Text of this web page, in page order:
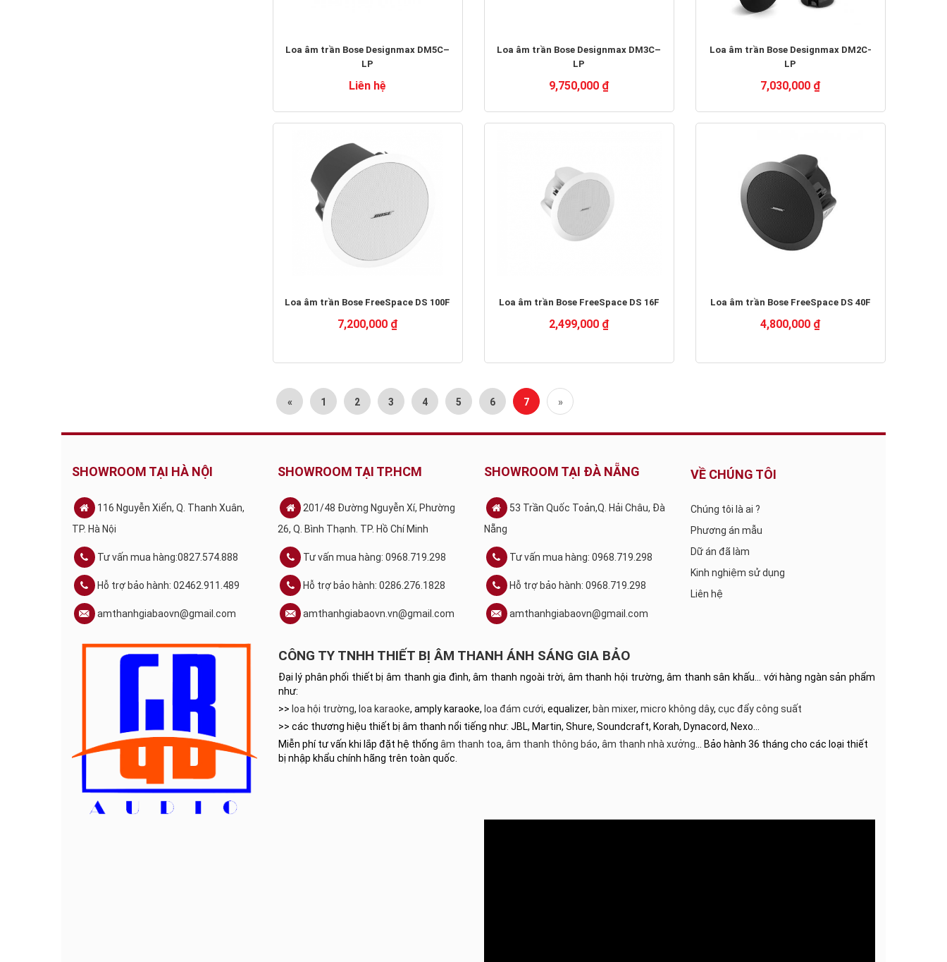
Loa âm trần Bose Designmax DM5C–
LP
Liên hệ
Loa âm trần Bose Designmax DM3C–
LP
9,750,000 ₫
Loa âm trần Bose Designmax DM2C-
LP
7,030,000 ₫
Loa âm trần Bose FreeSpace DS 100F
7,200,000 ₫
Loa âm trần Bose FreeSpace DS 16F
2,499,000 ₫
Loa âm trần Bose FreeSpace DS 40F
4,800,000 ₫
« 1 2 3 4 5 6 7 »
SHOWROOM TẠI HÀ NỘI
116 Nguyễn Xiển, Q. Thanh Xuân,
TP. Hà Nội
Tư vấn mua hàng:0827.574.888
Hỗ trợ bảo hành: 02462.911.489
amthanhgiabaovn@gmail.com
SHOWROOM TẠI TP.HCM
201/48 Đường Nguyễn Xí, Phường
26, Q. Bình Thạnh. TP. Hồ Chí Minh
Tư vấn mua hàng: 0968.719.298
Hỗ trợ bảo hành: 0286.276.1828
amthanhgiabaovn.vn@gmail.com
SHOWROOM TẠI ĐÀ NẴNG
53 Trần Quốc Toản,Q. Hải Châu, Đà
Nẵng
Tư vấn mua hàng: 0968.719.298
Hỗ trợ bảo hành: 0968.719.298
amthanhgiabaovn@gmail.com
VỀ CHÚNG TÔI
Chúng tôi là ai ?
Phương án mẫu
Dữ án đã làm
Kinh nghiệm sử dụng
Liên hệ
CÔNG TY TNHH THIẾT BỊ ÂM THANH ÁNH SÁNG GIA BẢO
Đại lý phân phối thiết bị âm thanh gia đình, âm thanh ngoài trời, âm thanh hội trường, âm thanh sân khấu… với hàng ngàn sản phẩm
như:
>> loa hội trường, loa karaoke, amply karaoke, loa đám cưới, equalizer, bàn mixer, micro không dây, cục đẩy công suất
>> các thương hiệu thiết bị âm thanh nổi tiếng như: JBL, Martin, Shure, Soundcraft, Korah, Dynacord, Nexo…
Miễn phí tư vấn khi lắp đặt hệ thống âm thanh toa, âm thanh thông báo, âm thanh nhà xưởng … Bảo hành 36 tháng cho các loại thiết
bị nhập khẩu chính hãng trên toàn quốc.